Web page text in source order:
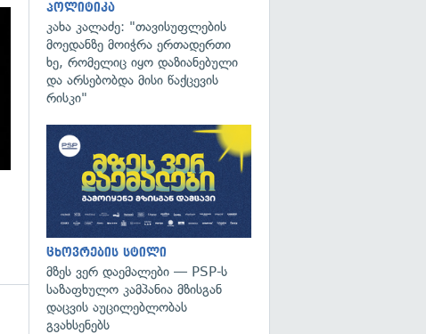
გადახედვა
პოლიტიკა
კახა კალაძე: "თავისუფლების
მოედანზე მოიჭრა ერთადერთი
ხე, რომელიც იყო დაზიანებული
და არსებობდა მისი წაქცევის
რისკი"
ცხოვრების სტილი
მზეს ვერ დაემალები — PSP-ს
საზაფხულო კამპანია მზისგან
დაცვის აუცილებლობას
გვახსენებს